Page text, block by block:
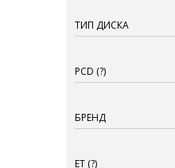
ТИП ДИСКА
PCD (?)
БРЕНД
ET (?)